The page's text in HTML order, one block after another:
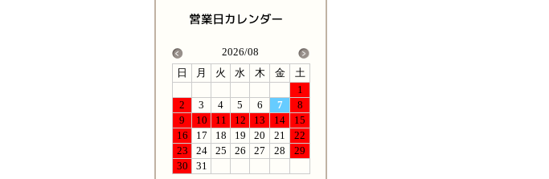
2026/08
日
月 火 水 木 金
土
1
2
3 4 5 6 7
8
9
10 11 12 13 14
15
16
17 18 19 20 21
22
23
24 25 26 27 28
29
30
31